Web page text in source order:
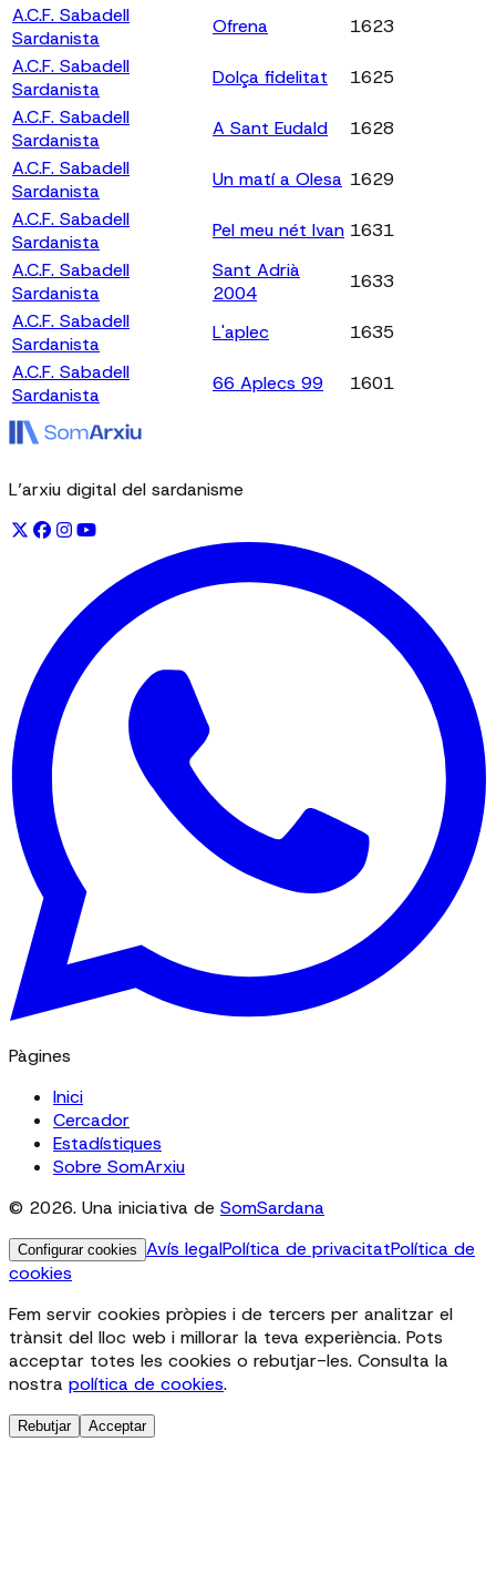
A.C.F. Sabadell
Sardanista
Ofrena
1623
A.C.F. Sabadell
Sardanista
Dolça fidelitat
1625
A.C.F. Sabadell
Sardanista
A Sant Eudald
1628
A.C.F. Sabadell
Sardanista
Un matí a Olesa 1629
A.C.F. Sabadell
Sardanista
Pel meu nét Ivan 1631
A.C.F. Sabadell
Sardanista
Sant Adrià
2004
1633
A.C.F. Sabadell
Sardanista
L'aplec
1635
A.C.F. Sabadell
Sardanista
66 Aplecs 99 1601
L’arxiu digital del sardanisme
Pàgines
Inici
Cercador
Estadístiques
Sobre SomArxiu
© 2026. Una iniciativa de SomSardana
Configurar cookies Avís legalPolítica de privacitatPolítica de
cookies
Fem servir cookies pròpies i de tercers per analitzar el
trànsit del lloc web i millorar la teva experiència. Pots
acceptar totes les cookies o rebutjar-les. Consulta la
nostra política de cookies.
Rebutjar Acceptar